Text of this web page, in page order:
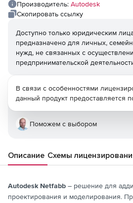
Производитель: Autodesk
Скопировать ссылку
Доступно только юридическим
предназначено для личных,
нужд, не связанных с
предпринимательской
В связи с особенностями
данный продукт предоставляется
Поможем с выбором
Описание Схемы
Autodesk Netfabb – решение для
проектирования и моделирования.